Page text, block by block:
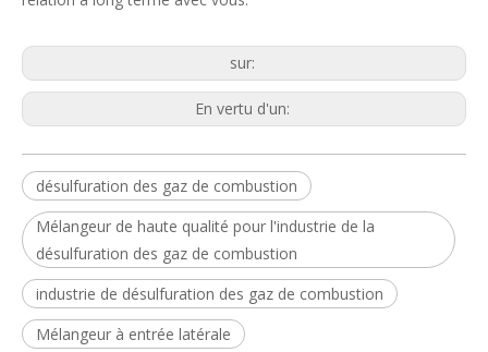
sur:
En vertu d'un:
désulfuration des gaz de combustion
Mélangeur de haute qualité pour l'industrie de la
désulfuration des gaz de combustion
industrie de désulfuration des gaz de combustion
Mélangeur à entrée latérale